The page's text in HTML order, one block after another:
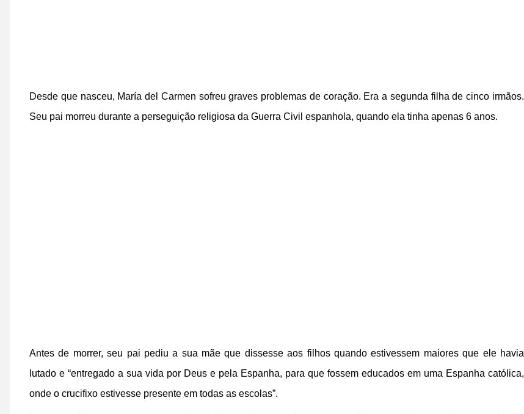
Desde que nasceu, María del Carmen sofreu graves problemas de coração. Era a segunda filha de cinco irmãos.
Seu pai morreu durante a perseguição religiosa da Guerra Civil espanhola, quando ela tinha apenas 6 anos.
Antes de morrer, seu pai pediu a sua mãe que dissesse aos filhos quando estivessem maiores que ele havia
lutado e “entregado a sua vida por Deus e pela Espanha, para que fossem educados em uma Espanha católica,
onde o crucifixo estivesse presente em todas as escolas”.